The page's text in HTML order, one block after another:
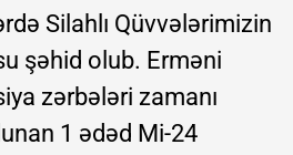
Silahlı Qüvvələrimizin
şəhid olub. Erməni
zərbələri zamanı
1 ədəd Mi-24